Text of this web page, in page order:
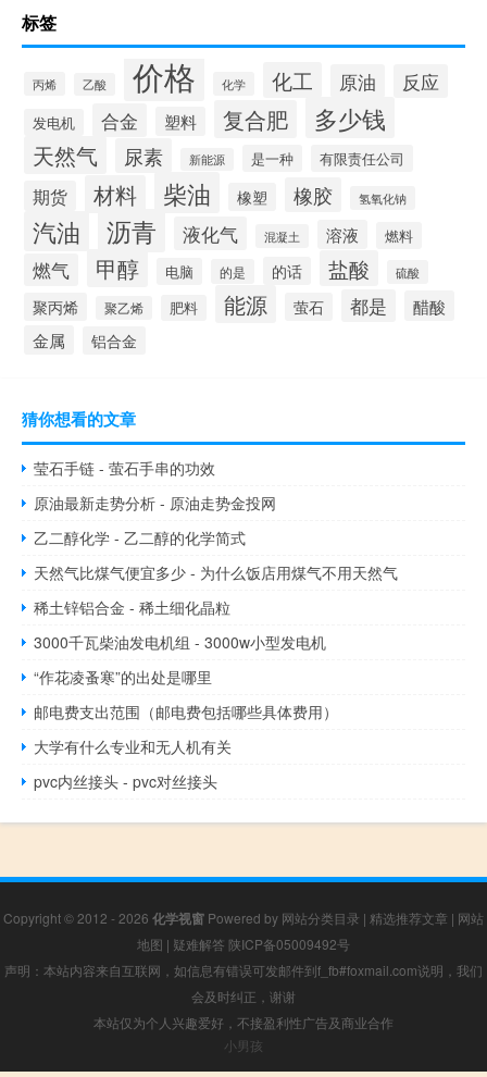
标签
丙烯 乙酸 价格 化学 化工 原油 反应
发电机 合金 塑料 复合肥 多少钱
天然气 尿素 新能源 是一种 有限责任公司
期货 材料 柴油 橡塑 橡胶 氢氧化钠
汽油 沥青 液化气 混凝土 溶液 燃料
燃气 甲醇 电脑 的是 的话 盐酸 硫酸
聚丙烯 聚乙烯 肥料 能源 萤石 都是 醋酸
金属 铝合金
猜你想看的文章
莹石手链 - 萤石手串的功效
原油最新走势分析 - 原油走势金投网
乙二醇化学 - 乙二醇的化学简式
天然气比煤气便宜多少 - 为什么饭店用煤气不用天然气
稀土锌铝合金 - 稀土细化晶粒
3000千瓦柴油发电机组 - 3000w小型发电机
“作花凌蚤寒”的出处是哪里
邮电费支出范围（邮电费包括哪些具体费用）
大学有什么专业和无人机有关
pvc内丝接头 - pvc对丝接头
Copyright © 2012 - 2026 化学视窗 Powered by 网站分类目录 | 精选推荐文章 | 网站
地图 | 疑难解答 陕ICP备05009492号
声明：本站内容来自互联网，如信息有错误可发邮件到f_fb#foxmail.com说明，我们
会及时纠正，谢谢
本站仅为个人兴趣爱好，不接盈利性广告及商业合作
小男孩